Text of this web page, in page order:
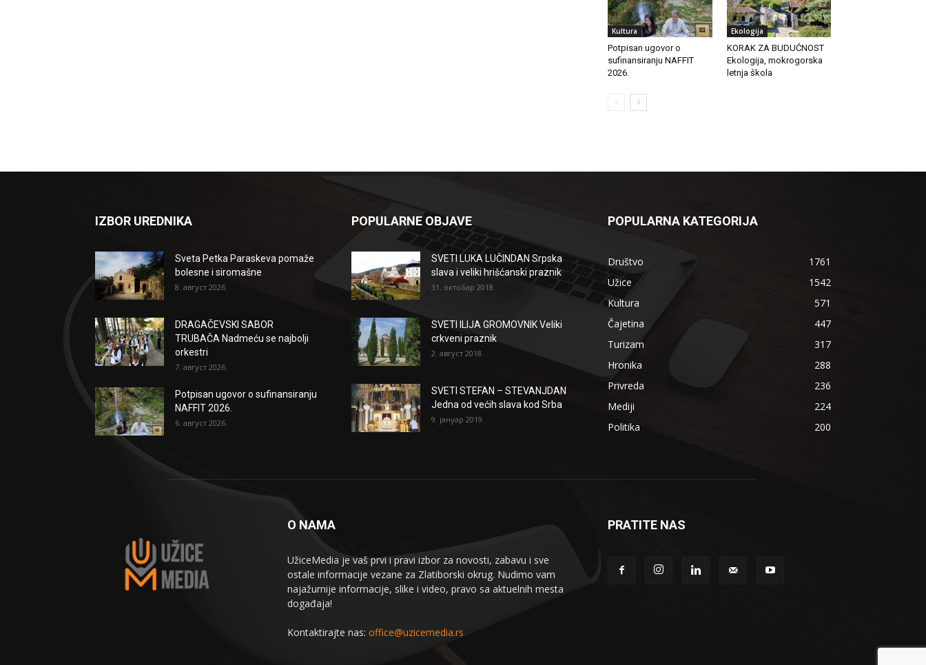
Kultura
Potpisan ugovor o
sufinansiranju NAFFIT
2026.
Ekologija
KORAK ZA BUDUĆNOST
Ekologija, mokrogorska
letnja škola
IZBOR UREDNIKA
Sveta Petka Paraskeva pomaže
bolesne i siromašne
8. август 2026.
DRAGAČEVSKI SABOR
TRUBAČA Nadmeću se najbolji
orkestri
7. август 2026.
Potpisan ugovor o sufinansiranju
NAFFIT 2026.
6. август 2026.
POPULARNE OBJAVE
SVETI LUKA LUČINDAN Srpska
slava i veliki hrišćanski praznik
31. октобар 2018.
SVETI ILIJA GROMOVNIK Veliki
crkveni praznik
2. август 2018.
SVETI STEFAN – STEVANJDAN
Jedna od većih slava kod Srba
9. јануар 2019.
POPULARNA KATEGORIJA
Društvo
1761
Užice
1542
Kultura
571
Čajetina
447
Turizam
317
Hronika
288
Privreda
236
Mediji
224
Politika
200
O NAMA
UžiceMedia je vaš prvi i pravi izbor za novosti, zabavu i sve
ostale informacije vezane za Zlatiborski okrug. Nudimo vam
najažurnije informacije, slike i video, pravo sa aktuelnih mesta
događaja!
Kontaktirajte nas: office@uzicemedia.rs
PRATITE NAS